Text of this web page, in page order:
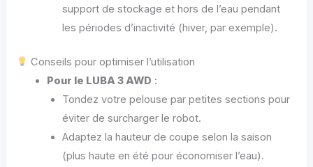
support de stockage et hors de l’eau pendant
les périodes d’inactivité (hiver, par exemple).
Conseils pour optimiser l’utilisation
Pour le LUBA 3 AWD :
Tondez votre pelouse par petites sections pour
éviter de surcharger le robot.
Adaptez la hauteur de coupe selon la saison
(plus haute en été pour économiser l’eau).